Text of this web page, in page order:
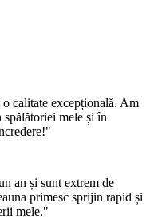
calitate excepțională. Am
mele și în
an și sunt extrem de
primesc sprijin rapid și
mele."